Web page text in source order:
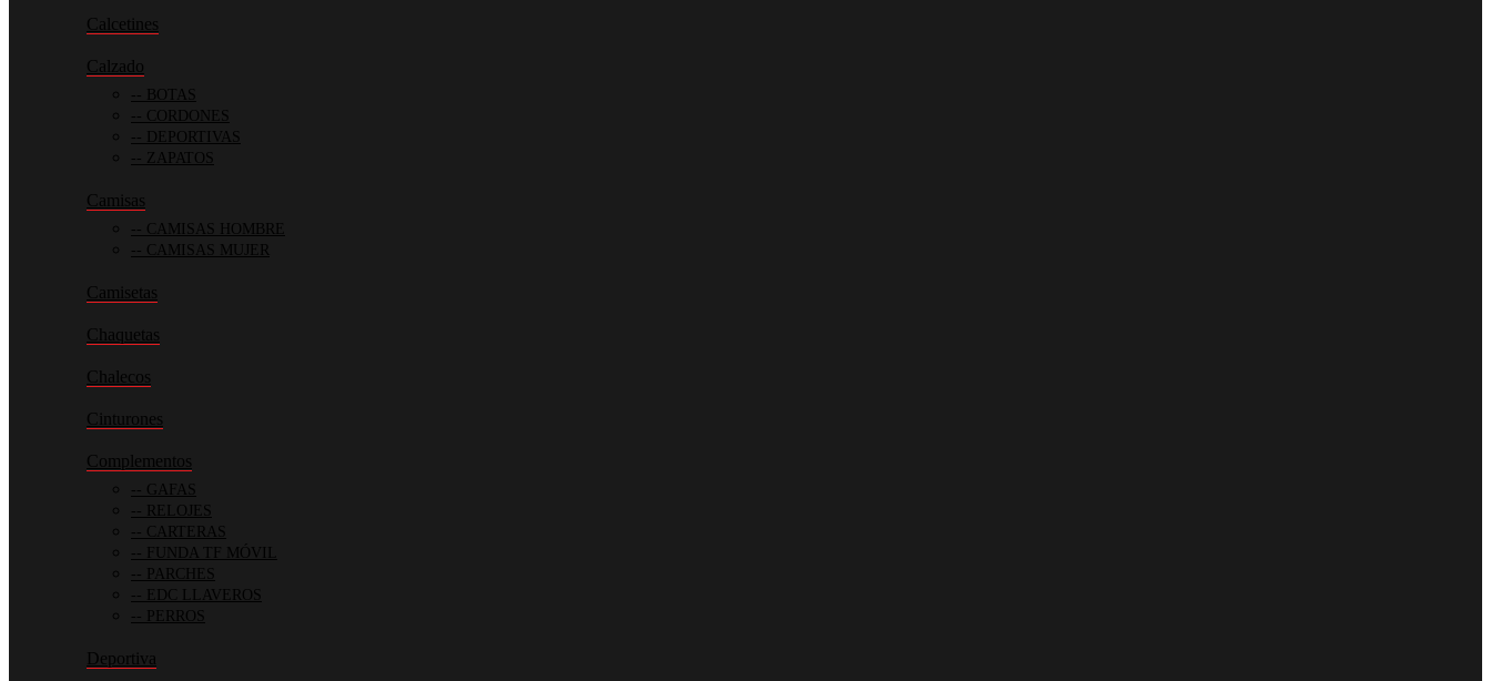
Calcetines
Calzado
BOTAS
CORDONES
DEPORTIVAS
ZAPATOS
Camisas
CAMISAS HOMBRE
CAMISAS MUJER
Camisetas
Chaquetas
Chalecos
Cinturones
Complementos
GAFAS
RELOJES
CARTERAS
FUNDA TF MÓVIL
PARCHES
EDC LLAVEROS
PERROS
Deportiva